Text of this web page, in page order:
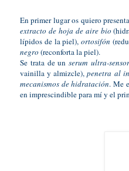
En primer lugar os quiero
extracto de hoja de aire bio
lípidos de la piel),ortosifón
negro (reconforta la piel).
Se trata de unserum ultra-
vainilla y almizcle), penetra al
mecanismos de hidratación. Me
en imprescindible para mí y el